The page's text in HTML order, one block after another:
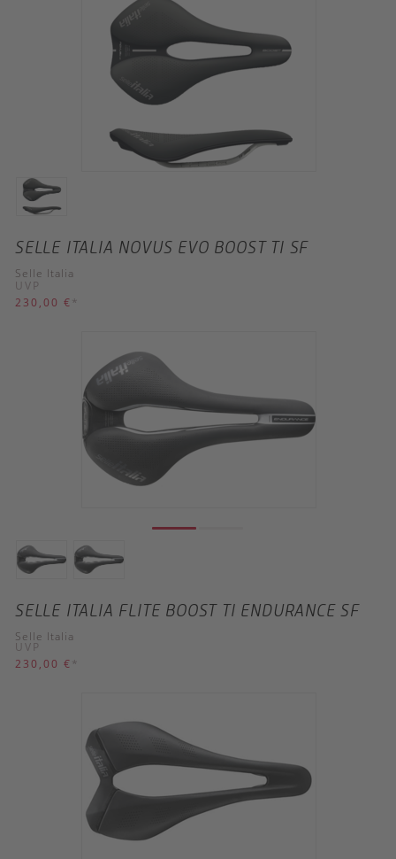
SELLE ITALIA NOVUS EVO BOOST TI SF
Selle Italia
UVP
230,00 € *
SELLE ITALIA FLITE BOOST TI ENDURANCE SF
Selle Italia
UVP
230,00 € *